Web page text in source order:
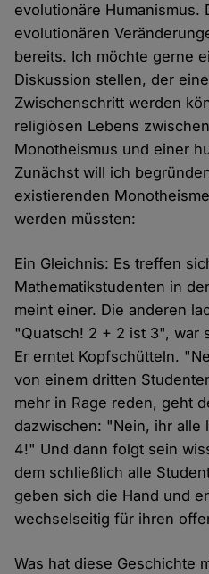
evolutionäre Humanismus.
evolutionären
bereits. Ich möchte gerne
Diskussion stellen, der
Zwischenschritt werden
religiösen Lebens
Monotheismus und einer
Zunächst will ich
existierenden
werden müssten:
Ein Gleichnis: Es treffen
Mathematikstudenten in
meint einer. Die anderen
"Quatsch! 2 + 2 ist 3", war
Er erntet Kopfschütteln.
von einem dritten
mehr in Rage reden, geht
dazwischen: "Nein, ihr alle
4!" Und dann folgt sein
dem schließlich alle
geben sich die Hand und
wechselseitig für ihren
Was hat diese Geschichte